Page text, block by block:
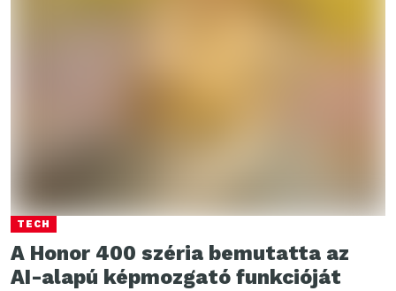
TECH
A Honor 400 széria bemutatta az
AI-alapú képmozgató funkcióját